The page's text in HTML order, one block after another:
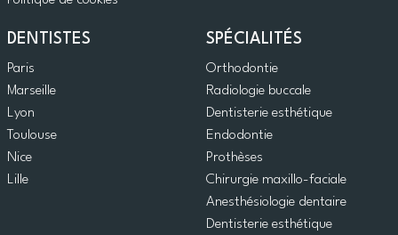
DENTISTES
Paris
Marseille
Lyon
Toulouse
Nice
Lille
SPÉCIALITÉS
Orthodontie
Radiologie buccale
Dentisterie esthétique
Endodontie
Prothèses
Chirurgie maxillo-faciale
Anesthésiologie dentaire
Dentisterie esthétique